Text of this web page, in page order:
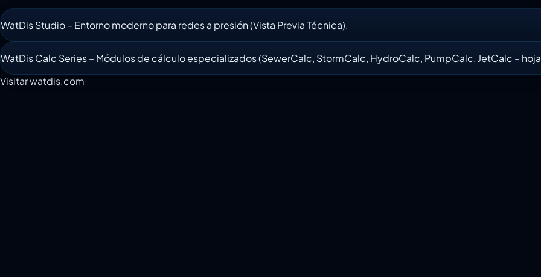
WatDis Studio – Entorno moderno para redes a presión (Vista Previa Técnica).
WatDis Calc Series – Módulos de cálculo especializados (SewerCalc, StormCalc, HydroCalc, PumpCalc, JetCalc –
Visitar watdis.com